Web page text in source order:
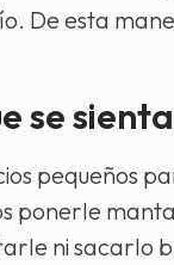
De esta
pequeños
ponerle
ni sacarlo